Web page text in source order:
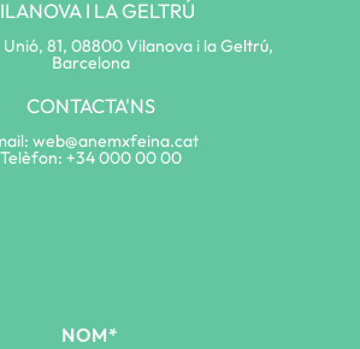
I LA GELTRÚ
81, 08800 Vilanova i la Geltrú,
Barcelona
CONTACTA'NS
web@anemxfeina.cat
Telèfon: +34 000 00 00
NOM*